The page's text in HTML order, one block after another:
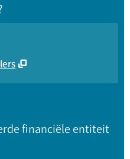
financiële entiteit